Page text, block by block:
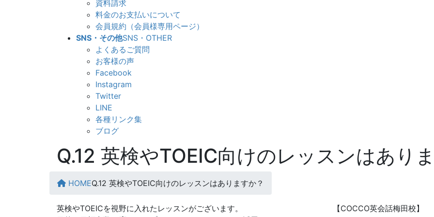
資料請求
料金のお支払いについて
会員規約（会員様専用ページ）
SNS・その他SNS・OTHER
よくあるご質問
お客様の声
Facebook
Instagram
Twitter
LINE
各種リンク集
ブログ
Q.12 英検やTOEIC向けのレッスンはあり
HOMEQ.12 英検やTOEIC向けのレッスンはありますか？
英検やTOEICを視野に入れたレッスンがございます。
【COCCO英会話梅田校】